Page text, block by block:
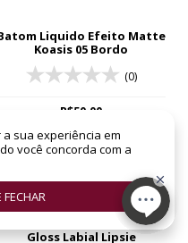
sua experiência em
você concorda com a
Liquido Efeito Matte
Koasis 05 Bordo
(0)
R$50,00
COMPRAR
Gloss Labial Lipsie